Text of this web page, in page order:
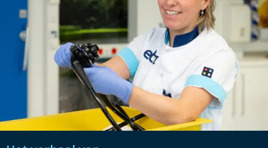
TweeSteden
Ziekenhuis